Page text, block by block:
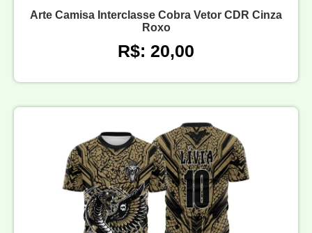
Arte Camisa Interclasse Cobra Vetor CDR Cinza
Roxo
R$: 20,00